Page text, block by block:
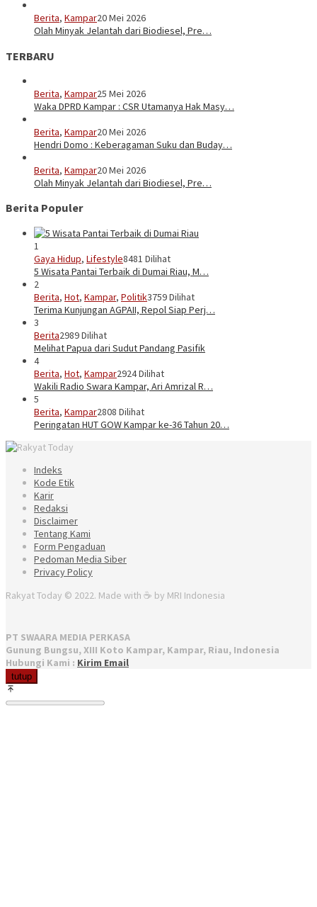
Berita, Kampar20 Mei 2026
Olah Minyak Jelantah dari Biodiesel, Pre…
TERBARU
Berita, Kampar25 Mei 2026
Waka DPRD Kampar : CSR Utamanya Hak Masy…
Berita, Kampar20 Mei 2026
Hendri Domo : Keberagaman Suku dan Buday…
Berita, Kampar20 Mei 2026
Olah Minyak Jelantah dari Biodiesel, Pre…
Berita Populer
1
Gaya Hidup, Lifestyle8481 Dilihat
5 Wisata Pantai Terbaik di Dumai Riau, M…
2
Berita, Hot, Kampar, Politik3759 Dilihat
Terima Kunjungan AGPAII, Repol Siap Perj…
3
Berita2989 Dilihat
Melihat Papua dari Sudut Pandang Pasifik
4
Berita, Hot, Kampar2924 Dilihat
Wakili Radio Swara Kampar, Ari Amrizal R…
5
Berita, Kampar2808 Dilihat
Peringatan HUT GOW Kampar ke-36 Tahun 20…
Indeks
Kode Etik
Karir
Redaksi
Disclaimer
Tentang Kami
Form Pengaduan
Pedoman Media Siber
Privacy Policy
Rakyat Today © 2022. Made with ☕ by MRI Indonesia
PT SWAARA MEDIA PERKASA
Gunung Bungsu, XIII Koto Kampar, Kampar, Riau, Indonesia
Hubungi Kami : Kirim Email
tutup